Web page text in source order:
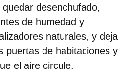
desenchufado,
de humedad y
naturales, y deja
puertas de habitaciones y
el aire circule.